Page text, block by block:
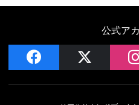
公式ア
facebook